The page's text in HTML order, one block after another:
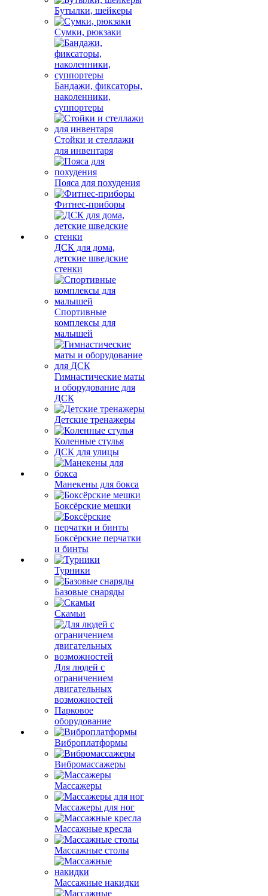
Бутылки, шейкеры
Сумки, рюкзаки
Бандажи, фиксаторы,
наколенники,
суппортеры
Стойки и стеллажи
для инвентаря
Пояса для похудения
Фитнес-приборы
ДСК для дома,
детские шведские
стенки
Спортивные
комплексы для
малышей
Гимнастические маты
и оборудование для
ДСК
Детские тренажеры
Коленные стулья
ДСК для улицы
Манекены для бокса
Боксёрские мешки
Боксёрские перчатки
и бинты
Турники
Базовые снаряды
Скамьи
Для людей с
ограничением
двигательных
возможностей
Парковое
оборудование
Виброплатформы
Вибромассажеры
Массажеры
Массажеры для ног
Массажные кресла
Массажные столы
Массажные накидки